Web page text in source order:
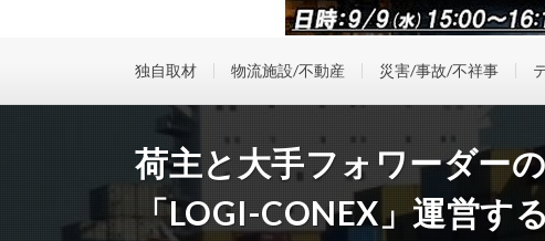
独自取材 物流施設/不動産 災害/事故/不祥事
荷主と大手フォワーダー
「LOGI-CONEX」運営す